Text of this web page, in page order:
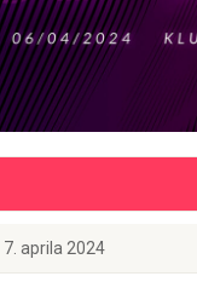
| 7. aprila 2024